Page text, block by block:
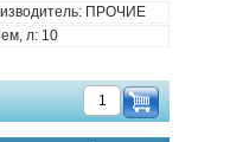
ПРОЧИЕ
л: 10